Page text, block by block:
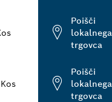
Poišči
lokalnega
trgovca
Poišči
lokalnega
trgovca